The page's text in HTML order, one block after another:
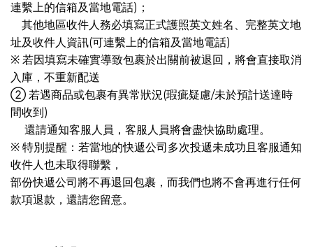
連繫上的信箱及當地電話)；
其他地區收件人務必填寫正式護照英文姓名、完整英文地
址及收件人資訊(可連繫上的信箱及當地電話)
※ 若因填寫未確實導致包裹於出關前被退回，將會直接取消
入庫，不重新配送
② 若遇商品或包裹有異常狀況(瑕疵疑慮/未於預計送達時
間收到)
還請通知客服人員，客服人員將會盡快協助處理。
※ 特別提醒：若當地的快遞公司多次投遞未成功且客服通知
收件人也未取得聯繫，
部份快遞公司將不再退回包裹，而我們也將不會再進行任何
款項退款，還請您留意。